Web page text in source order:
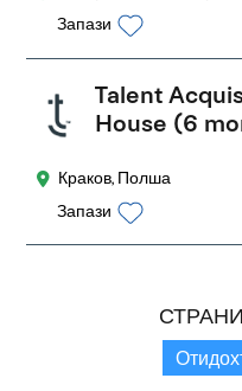
Запази
Talent
House (6
Краков, Полша
Запази